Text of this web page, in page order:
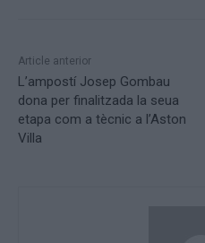
Article anterior
L’ampostí Josep Gombau
dona per finalitzada la seua
etapa com a tècnic a l’Aston
Villa